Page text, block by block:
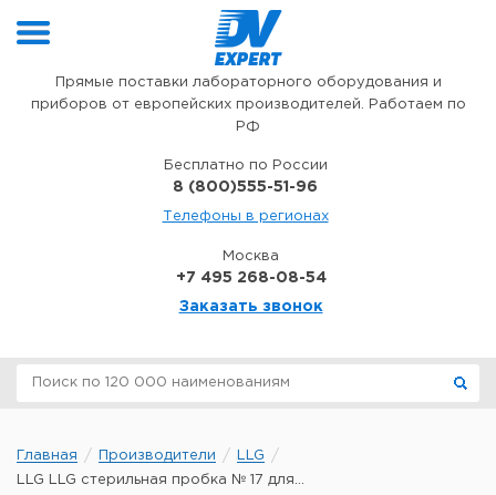
Прямые поставки лабораторного оборудования и
приборов от европейских производителей. Работаем по
РФ
Бесплатно по России
8 (800)555-51-96
Телефоны в регионах
Москва
+7 495 268-08-54
Заказать звонок
Главная Производители
LLG
LLG LLG стерильная пробка № 17 для...